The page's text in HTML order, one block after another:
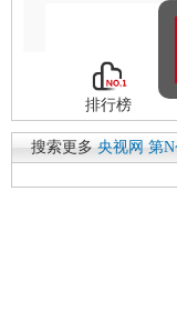
搜索更多 央视网 第N